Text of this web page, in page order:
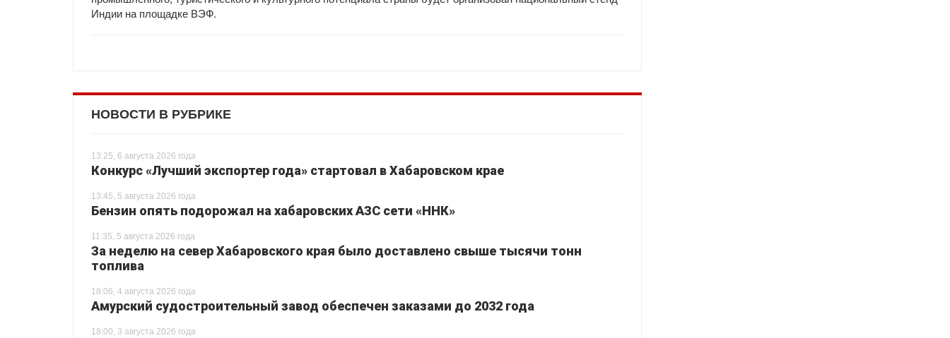
Индии на площадке ВЭФ.
НОВОСТИ В РУБРИКЕ
13:25, 6 августа 2026 года
Конкурс «Лучший экспортер года» стартовал в Хабаровском крае
13:45, 5 августа 2026 года
Бензин опять подорожал на хабаровских АЗС сети «ННК»
11:35, 5 августа 2026 года
За неделю на север Хабаровского края было доставлено свыше тысячи тонн
топлива
18:06, 4 августа 2026 года
Амурский судостроительный завод обеспечен заказами до 2032 года
18:00, 3 августа 2026 года